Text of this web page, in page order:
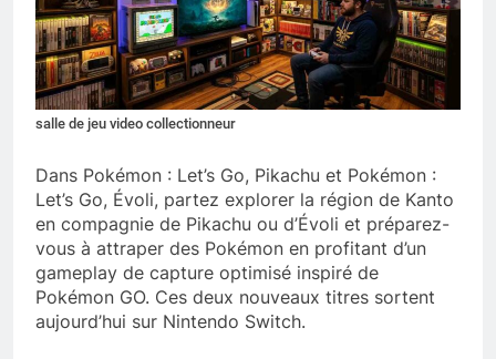
salle de jeu video collectionneur
Dans Pokémon : Let’s Go, Pikachu et Pokémon :
Let’s Go, Évoli, partez explorer la région de Kanto
en compagnie de Pikachu ou d’Évoli et préparez-
vous à attraper des Pokémon en profitant d’un
gameplay de capture optimisé inspiré de
Pokémon GO. Ces deux nouveaux titres sortent
aujourd’hui sur Nintendo Switch.